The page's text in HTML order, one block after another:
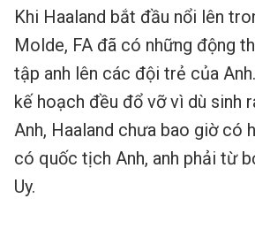
Khi Haaland bắt đầu nổi lên
Molde, FA đã có những động
tập anh lên các đội trẻ của
kế hoạch đều đổ vỡ vì dù sinh
Anh, Haaland chưa bao giờ có
có quốc tịch Anh, anh phải từ
Uy.